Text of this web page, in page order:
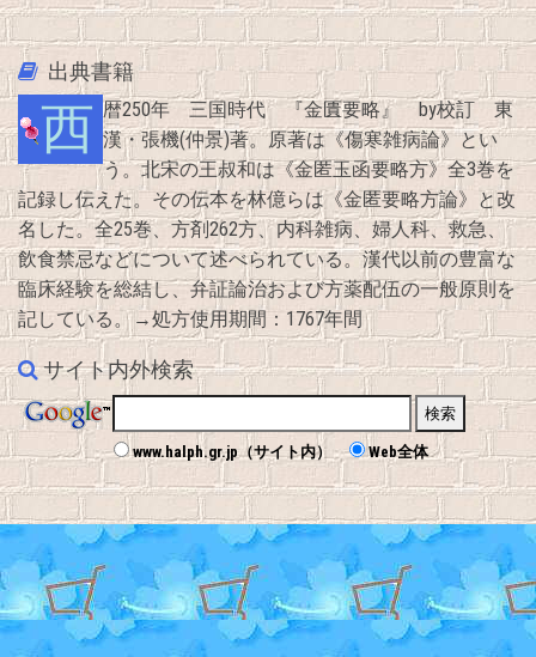
●脾陽虚（脾陽不振・脾陽虚弱・脾胃虚寒）
●胃寒（寒痛）
出典書籍
西暦250年 三国時代 『金匱要略』 by校訂 東 漢・張機(仲景)著。原著は《傷寒雑病論》とい
う。北宋の王叔和は《金匿玉函要略方》全3巻を
記録し伝えた。その伝本を林億らは《金匿要略方論》と改
名した。全25巻、方剤262方、内科雑病、婦人科、救急、
飲食禁忌などについて述べられている。漢代以前の豊富な
臨床経験を総結し、弁証論治および方薬配伍の一般原則を
記している。→処方使用期間：1767年間
サイト内外検索
www.halph.gr.jp（サイト内） Web全体